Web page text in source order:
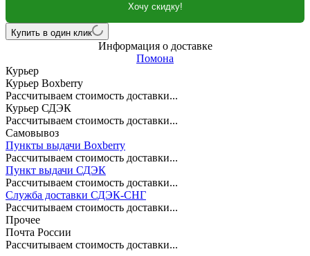
Хочу скидку!
Купить в один клик
Информация о доставке
Помона
Курьер
Курьер Boxberry
Рассчитываем стоимость доставки...
Курьер СДЭК
Рассчитываем стоимость доставки...
Самовывоз
Пункты выдачи Boxberry
Рассчитываем стоимость доставки...
Пункт выдачи СДЭК
Рассчитываем стоимость доставки...
Служба доставки СДЭК-СНГ
Рассчитываем стоимость доставки...
Прочее
Почта России
Рассчитываем стоимость доставки...